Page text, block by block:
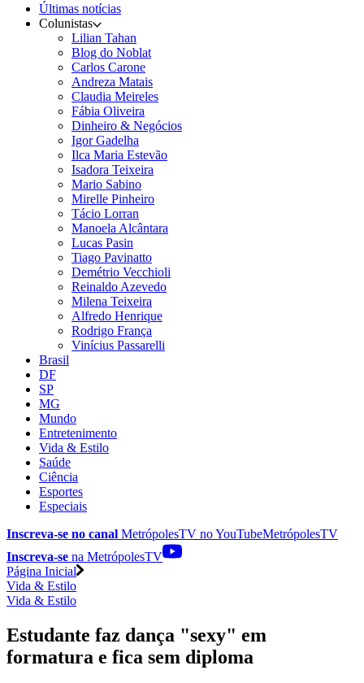
Últimas notícias
Colunistas
Lilian Tahan
Blog do Noblat
Carlos Carone
Andreza Matais
Claudia Meireles
Fábia Oliveira
Dinheiro & Negócios
Igor Gadelha
Ilca Maria Estevão
Isadora Teixeira
Mario Sabino
Mirelle Pinheiro
Tácio Lorran
Manoela Alcântara
Lucas Pasin
Tiago Pavinatto
Demétrio Vecchioli
Reinaldo Azevedo
Milena Teixeira
Alfredo Henrique
Rodrigo França
Vinícius Passarelli
Brasil
DF
SP
MG
Mundo
Entretenimento
Vida & Estilo
Saúde
Ciência
Esportes
Especiais
Inscreva-se no canal MetrópolesTV noYouTubeMetrópolesTV
Inscreva-se na MetrópolesTV
Página Inicial
Vida & Estilo
Vida & Estilo
Estudante faz dança "sexy" em
formatura e fica sem diploma